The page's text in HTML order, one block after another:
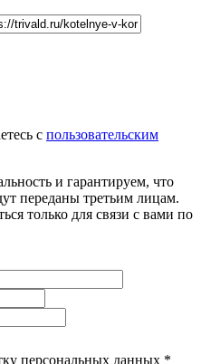
с пользовательским
и гарантируем, что
переданы третьим лицам.
только для связи с вами по
персональных данных *